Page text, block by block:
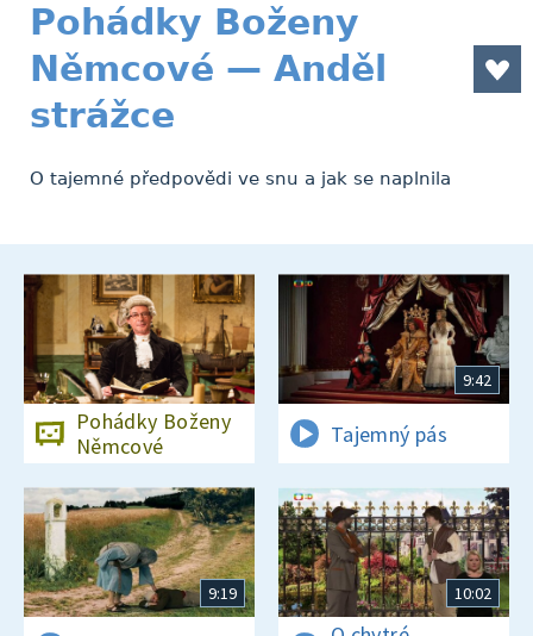
Pohádky Boženy
Němcové — Anděl
strážce
O tajemné předpovědi ve snu a jak se naplnila
Pohádky Boženy
Němcové
9:42
Tajemný pás
9:19 10:02